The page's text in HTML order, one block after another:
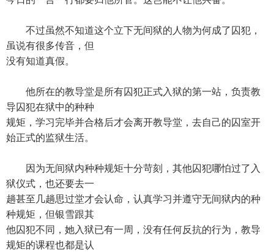
不过虽然不知道这个立下无间狱的人物为何成了囚犯，
虽说有很多传音，但
没有知道真假。
他所在的教导堂是所有囚犯正式入狱的第一站，负责教
导囚犯在狱中的种种
规矩，学习完毕并合格后才会离开教导堂，去自己的囚室开
始正式的监狱生活。
因为无间狱内种种规矩十分苛刻，其他囚犯哪怕过了入
狱仪式，也还要去一
趟甚至几趟思过堂才会认命，认真学习并遵守无间狱内的种
种规矩，但银雪跟其
他囚犯不同，她入狱已有一周，没有任何反抗的行为，教导
规矩的课程也都是认